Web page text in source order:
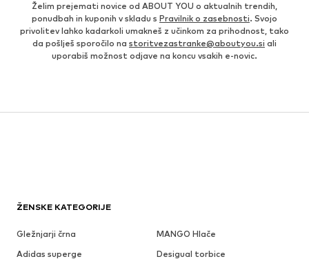
Želim prejemati novice od ABOUT YOU o aktualnih trendih,
ponudbah in kuponih v skladu s Pravilnik o zasebnosti. Svojo
privolitev lahko kadarkoli umakneš z učinkom za prihodnost, tako
da pošlješ sporočilo na storitvezastranke@aboutyou.si ali
uporabiš možnost odjave na koncu vsakih e-novic.
ŽENSKE KATEGORIJE
Gležnjarji črna
MANGO Hlače
Adidas superge
Desigual torbice